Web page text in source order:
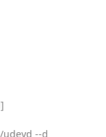
udevd --d